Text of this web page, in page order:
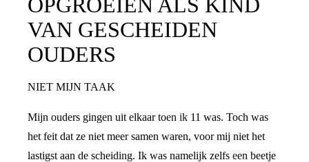
VAN GESCHEIDEN
OUDERS
NIET MIJN TAAK
Mijn ouders gingen uit elkaar toen ik 11 was. Toch was
het feit dat ze niet meer samen waren, voor mij niet het
lastigst aan de scheiding. Ik was namelijk zelfs een beetje